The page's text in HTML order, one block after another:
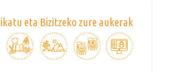
eta Bizitzeko zure aukerak